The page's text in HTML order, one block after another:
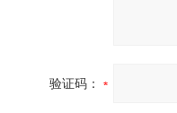
验证码：